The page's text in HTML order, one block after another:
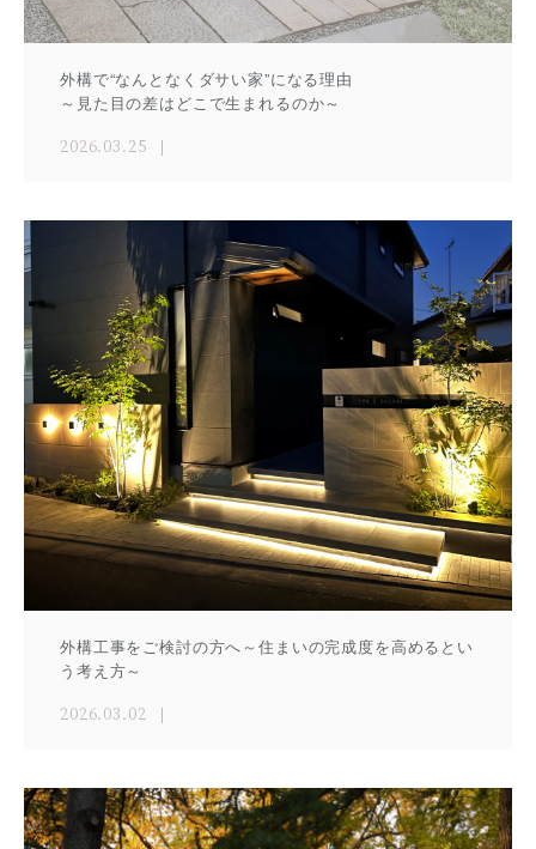
外構で“なんとなくダサい家”になる理由
～見た目の差はどこで生まれるのか～
2026.03.25
外構工事をご検討の方へ～住まいの完成度を高めるとい
う考え方～
2026.03.02